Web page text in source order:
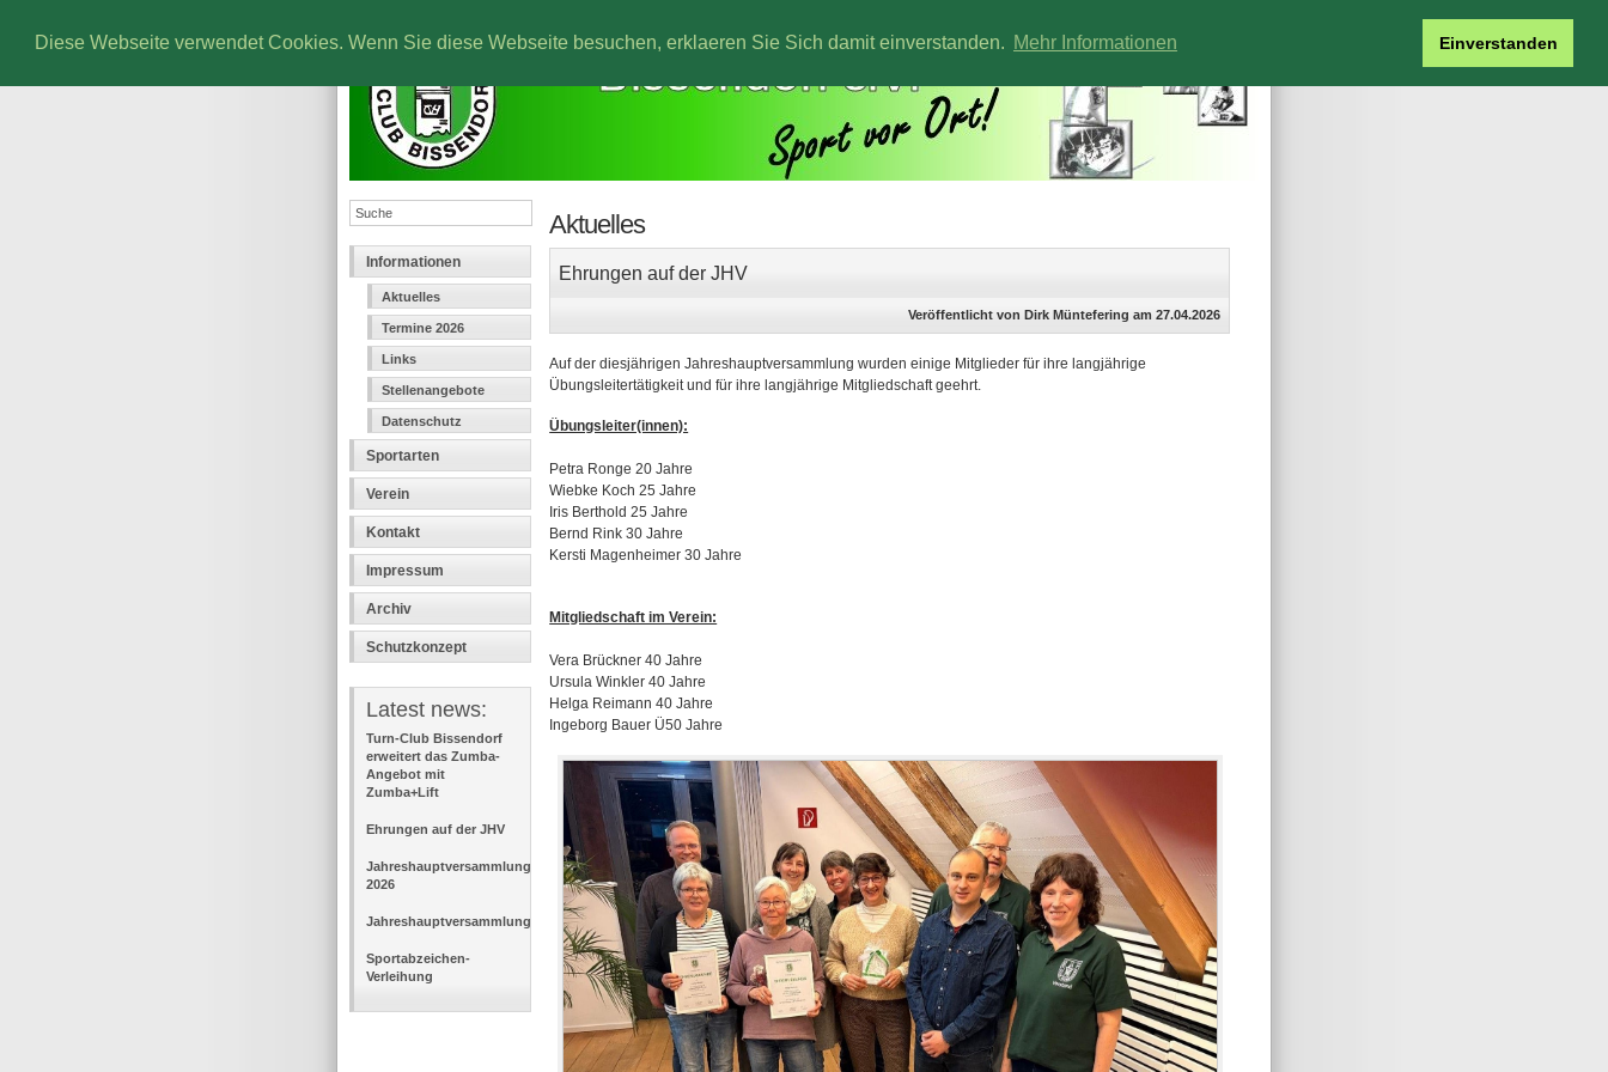
Diese Webseite verwendet Cookies. Wenn Sie diese Webseite besuchen, erklaeren Sie Sich damit einverstanden. Mehr Informationen Einverstanden
Informationen
Aktuelles
Termine 2026
Links
Stellenangebote
Datenschutz
Sportarten
Verein
Kontakt
Impressum
Archiv
Schutzkonzept
Latest news:
Turn-Club Bissendorf
erweitert das Zumba-
Angebot mit
Zumba+Lift
Ehrungen auf der JHV
Jahreshauptversammlung
2026
Jahreshauptversammlung
Sportabzeichen-
Verleihung
Aktuelles
Ehrungen auf der JHV
Veröffentlicht von Dirk Müntefering am 27.04.2026
Auf der diesjährigen Jahreshauptversammlung wurden einige Mitglieder für ihre langjährige
Übungsleitertätigkeit und für ihre langjährige Mitgliedschaft geehrt.
Übungsleiter(innen):
Petra Ronge 20 Jahre
Wiebke Koch 25 Jahre
Iris Berthold 25 Jahre
Bernd Rink 30 Jahre
Kersti Magenheimer 30 Jahre
Mitgliedschaft im Verein:
Vera Brückner 40 Jahre
Ursula Winkler 40 Jahre
Helga Reimann 40 Jahre
Ingeborg Bauer Ü50 Jahre